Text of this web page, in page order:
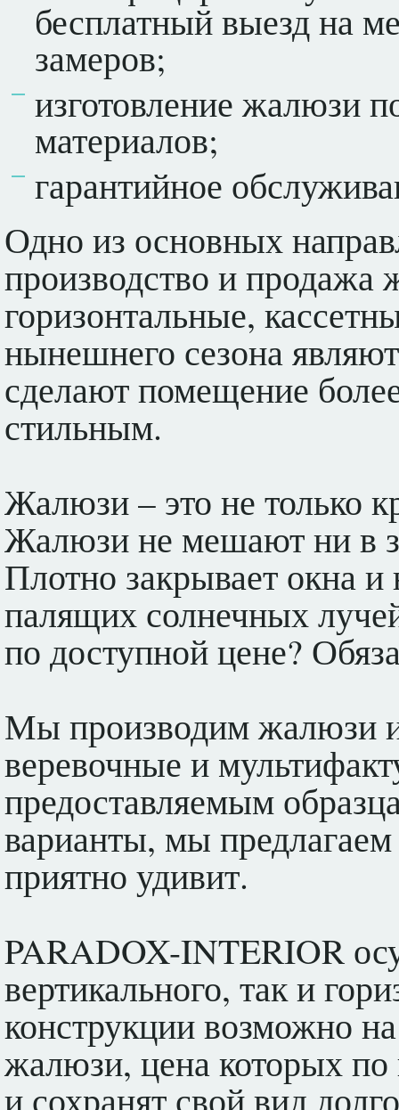
бесплатный выезд на
замеров;
изготовление жалюзи
материалов;
гарантийное
Одно из основных
производство и
горизонтальные,
нынешнего сезона
сделают помещение
стильным.
Жалюзи – это не только
Жалюзи не мешают ни в
Плотно закрывает окна
палящих солнечных
по доступной цене?
Мы производим жалюзи
веревочные и
предоставляемым
варианты, мы
приятно удивит.
PARADOX-INTERIOR
вертикального, так и
конструкции возможно
жалюзи, цена которых
и сохранят свой вид